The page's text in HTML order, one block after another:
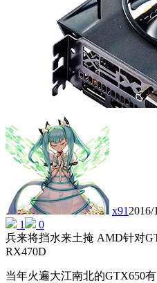
x912016/
1
0
兵来将挡水来土掩 AMD针对
RX470D
当年火遍大江南北的GTX650